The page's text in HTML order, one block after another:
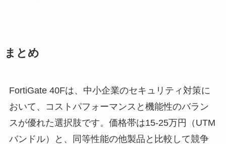
まとめ
FortiGate 40Fは、中小企業のセキュリティ対策に
おいて、コストパフォーマンスと機能性のバラン
スが優れた選択肢です。価格帯は15-25万円（UTM
バンドル）と、同等性能の他製品と比較して競争